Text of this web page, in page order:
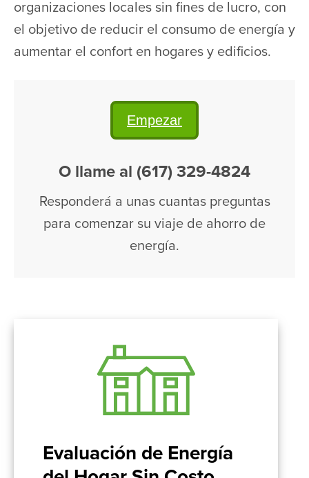
organizaciones locales sin fines de lucro, con
el objetivo de reducir el consumo de energía y
aumentar el confort en hogares y edificios.
Empezar
O llame al (617) 329-4824
Responderá a unas cuantas preguntas
para comenzar su viaje de ahorro de
energía.
Evaluación de Energía